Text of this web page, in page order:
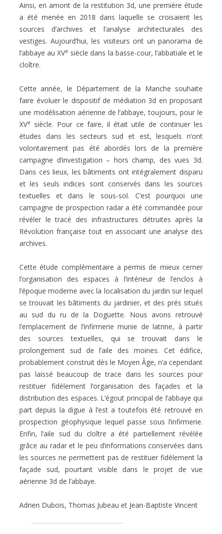
Ainsi, en amont de la restitution 3d, une première étude
a été menée en 2018 dans laquelle se croisaient les
sources d’archives et l’analyse architecturales des
vestiges. Aujourd’hui, les visiteurs ont un panorama de
l’abbaye au XVe siècle dans la basse-cour, l’abbatiale et le
cloître.
Cette année, le Département de la Manche souhaite
faire évoluer le dispositif de médiation 3d en proposant
une modélisation aérienne de l’abbaye, toujours, pour le
XVe
siècle. Pour ce faire, il était utile de continuer les
études dans les secteurs sud et est, lesquels n’ont
volontairement pas été abordés lors de la première
campagne d’investigation – hors champ, des vues 3d.
Dans ces lieux, les bâtiments ont intégralement disparu
et les seuls indices sont conservés dans les sources
textuelles et dans le sous-sol. C’est pourquoi une
campagne de prospection radar a été commandée pour
révéler le tracé des infrastructures détruites après la
Révolution française tout en associant une analyse des
archives.
Cette étude complémentaire a permis de mieux cerner
l’organisation des espaces à l’intérieur de l’enclos à
l’époque moderne avec la localisation du jardin sur lequel
se trouvait les bâtiments du jardinier, et des prés situés
au sud du ru de la Doguette. Nous avons retrouvé
l’emplacement de l’infirmerie munie de latrine, à partir
des sources textuelles, qui se trouvait dans le
prolongement sud de l’aile des moines. Cet édifice,
probablement construit dès le Moyen Âge, n’a cependant
pas laissé beaucoup de trace dans les sources pour
restituer fidèlement l’organisation des façades et la
distribution des espaces. L’égout principal de l’abbaye qui
part depuis la digue à l’est a toutefois été retrouvé en
prospection géophysique lequel passe sous l’infirmerie.
Enfin, l’aile sud du cloître a été partiellement révélée
grâce au radar et le peu d’informations conservées dans
les sources ne permettent pas de restituer fidèlement la
façade sud, pourtant visible dans le projet de vue
aérienne 3d de l’abbaye.
Adrien Dubois, Thomas Jubeau et Jean-Baptiste Vincent